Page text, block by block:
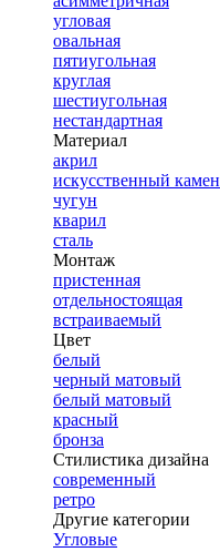
угловая
овальная
пятиугольная
круглая
шестиугольная
нестандартная
Материал
акрил
искусственный
чугун
кварил
сталь
Монтаж
пристенная
отдельностоящая
встраиваемый
Цвет
белый
черный матовый
белый матовый
красный
бронза
Стилистика дизайна
современный
ретро
Другие категории
Угловые